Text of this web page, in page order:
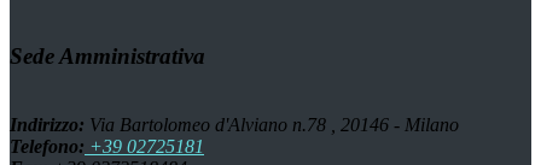
Sede Amministrativa
Indirizzo: Via Bartolomeo d'Alviano n.78 , 20146 - Milano
Telefono: +39 02725181